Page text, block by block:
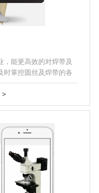
，能更高效的对焊带及
时掌控圆丝及焊带的各
>